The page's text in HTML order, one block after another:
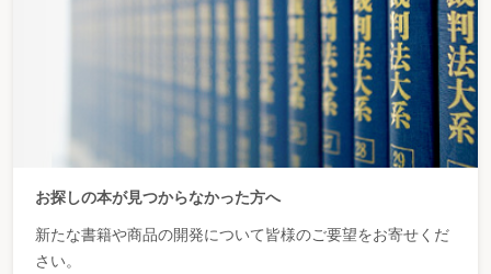
お探しの本が見つからなかった方へ
新たな書籍や商品の開発について皆様のご要望をお寄せくだ
さい。